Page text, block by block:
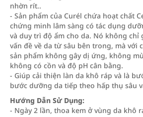
nhờn rít..
- Sản phẩm của Curél chứa hoạt chất
chứng minh lâm sàng có tác dụng
và duy trì độ ẩm cho da. Nó không chỉ
vấn đề về da từ sâu bên trong, mà với
sản phẩm không gây dị ứng, không
không có cồn và độ pH cân bằng.
- Giúp cải thiện làn da khô ráp và là
bước dưỡng da tiếp theo hấp thụ sâu
Hướng Dẫn Sử Dụng:
- Ngày 2 lần, thoa kem ở vùng da khô